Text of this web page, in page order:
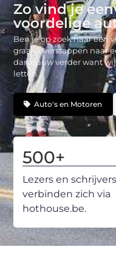
Zo vind je
voordelige
Ben je op zoek naar een
graag overstappen naar
dan gauw verder want
letten
Auto's en Motoren
500+
Lezers en schrijvers
verbinden zich via
hothouse.be.